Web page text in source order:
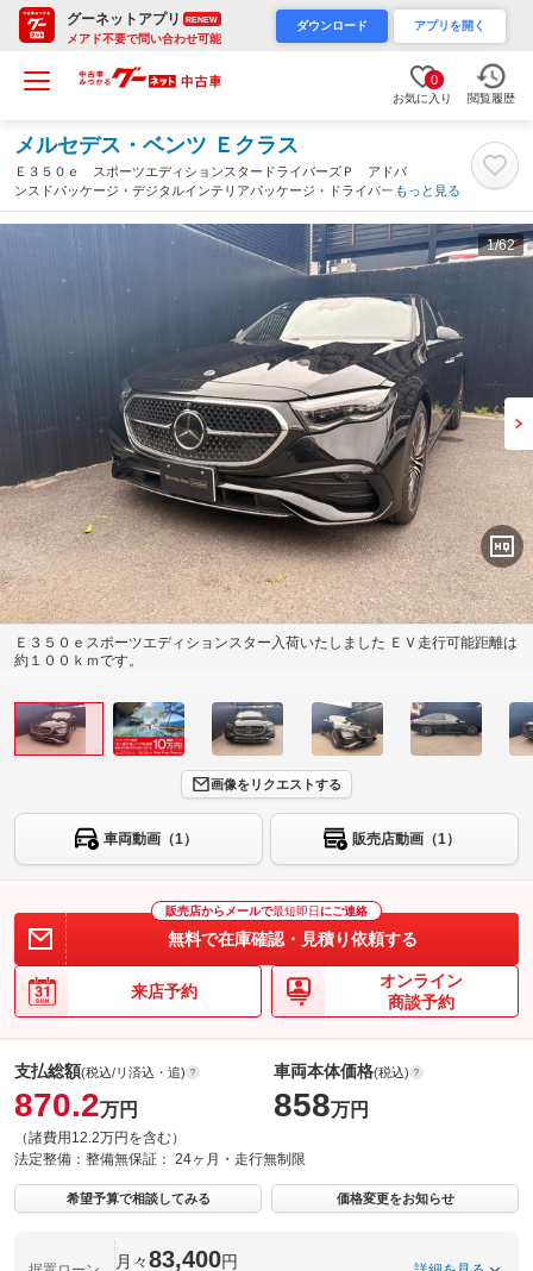
グーネットアプリ RENEW
メアド不要で問い合わせ可能
ダウンロード アプリを開く
0
お気に入り 閲覧履歴
メルセデス・ベンツ Ｅクラス
Ｅ３５０ｅ スポーツエディションスタードライバーズＰ アドバ
ンスドパッケージ・デジタルインテリアパッケージ・ドライバーズ
パッケージ・レザーエクスクルーシブパッケージ・パノラミックス
ライディングルーフ・Ｂｕｒｍｅｓｔｅｒ４Ｄサラウンドサウンド
もっと見る
1/62
Ｅ３５０ｅスポーツエディションスター入荷いたしました ＥＶ走行可能距離は
約１００ｋｍです。
画像をリクエストする
車両動画（1） 販売店動画（1）
販売店からメールで最短即日 にご連絡
無料で在庫確認・見積り依頼する
来店予約
オンライン
商談予約
支払総額(税込/リ済込・追)
870.2万円
（諸費用12.2万円を含む）
車両本体価格(税込)
858万円
法定整備： 整備無保証： 24ヶ月・走行無制限
希望予算で相談してみる 価格変更をお知らせ
月々83,400円